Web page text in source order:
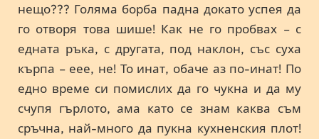
нещо??? Голяма борба падна докато успея да
го отворя това шише! Как не го пробвах – с
едната ръка, с другата, под наклон, със суха
кърпа – еее, не! То инат, обаче аз по-инат! По
едно време си помислих да го чукна и да му
счупя гърлото, ама като се знам каква съм
сръчна, най-много да пукна кухненския плот!